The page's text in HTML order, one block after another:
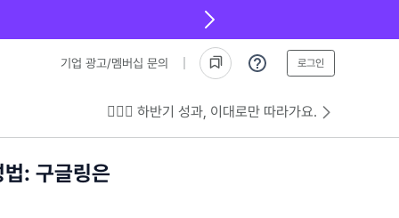
기업 광고/멤버십 문의 로그인
💁🏻‍♂️ 하반기 성과, 이대로만 따라가요.
: 구글링은